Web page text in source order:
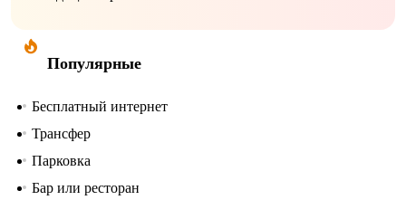
Популярные
Бесплатный интернет
Трансфер
Парковка
Бар или ресторан